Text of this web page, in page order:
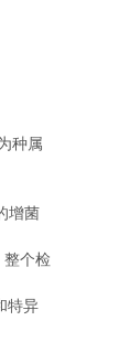
种属
增菌
整个检
特异